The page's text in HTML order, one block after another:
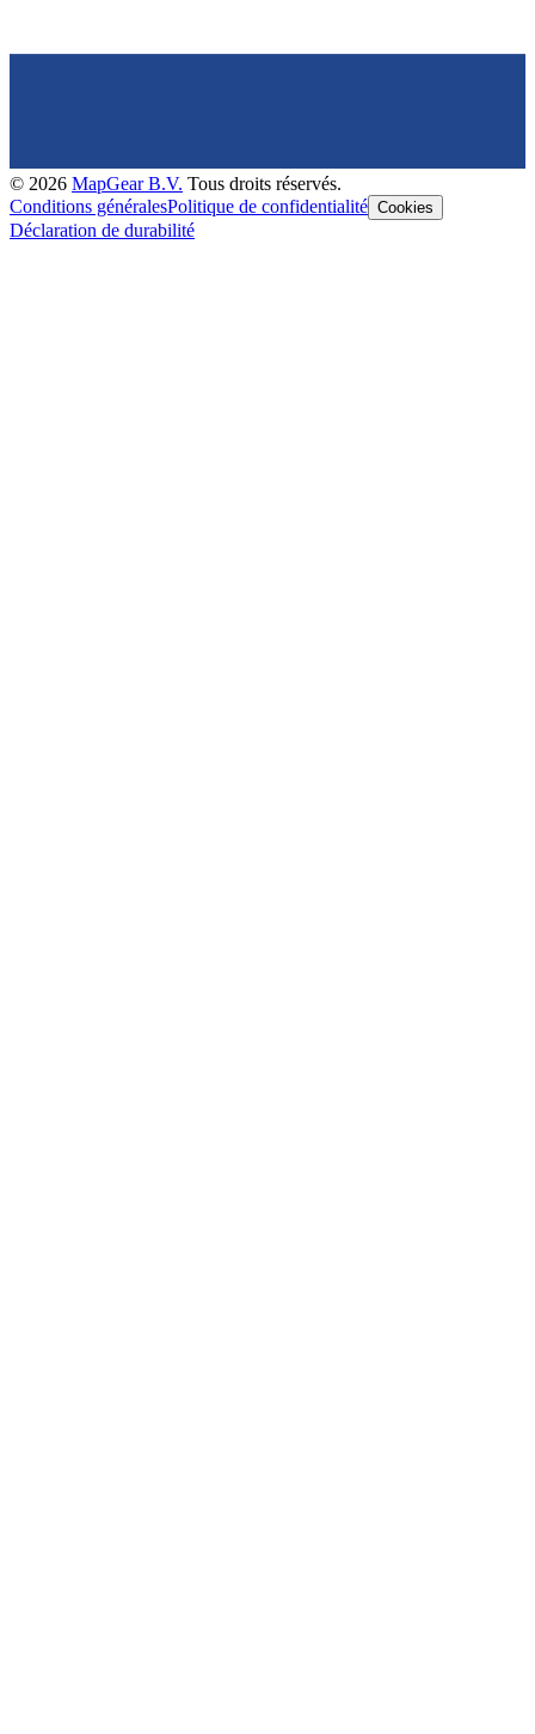
© 2026 MapGear B.V. Tous droits réservés.
Conditions généralesPolitique de confidentialité Cookies
Déclaration de durabilité